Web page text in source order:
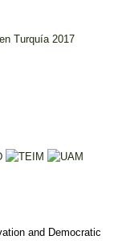
Turquía 2017
and Democratic